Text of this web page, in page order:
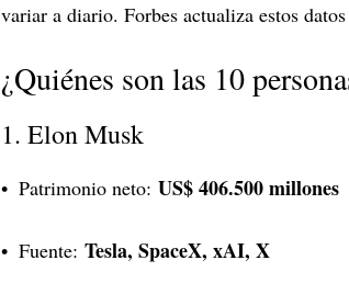
variar a diario. Forbes actualiza estos
¿Quiénes son las 10
1. Elon Musk
Patrimonio neto: US$ 406.500 millones
Fuente: Tesla, SpaceX, xAI, X